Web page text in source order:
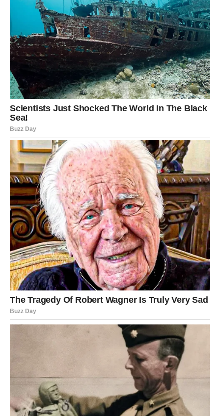
Škorpije prolaze kroz duboku promenu. Proleće donosi
razotkrivanje istine, ali i oslobađanje od nečega što vas je
držalo u mestu.
U ljubavi, emocije su intenzivne – moguće je sudbinsko
poznanstvo ili duboko emotivno povezivanje.
Vaša čarolija je u hrabrosti da se promenite bez straha.
STRELAC – NOVI HORIZONTI
Proleće za Strelca donosi pokret. Putovanje, nova ideja ili
projekat može promeniti pravac vašeg života.
U ljubavi, spontan susret može prerasti u ozbiljnu priču.
Vaša čarolija je u hrabrosti da krenete tamo gde vas srce
vodi.
JARAC – NAGRADA ZA
STRPLJENJE
Jarčevi ovog proleća osećaju stabilnost i finansijski
pomak. Ono što ste dugo gradili sada daje rezultate.
U ljubavi, dolazi osoba ili faza odnosa koja donosi
Vaša čarolija je u istrajnosti koja se konačno isplaćuje.
VODOLIJA – IZNENAĐENJE